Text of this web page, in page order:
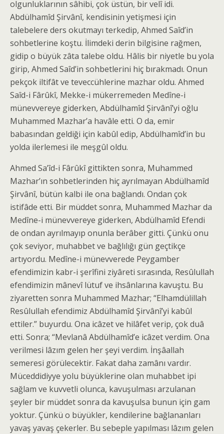
olgunluklarının sâhibi, çok üstün, bir velî idi.
Abdülhamîd Şirvânî, kendisinin yetişmesi için
talebelere ders okutmayı terkedip, Ahmed Saîd’in
sohbetlerine koştu. İlimdeki derin bilgisine rağmen,
gidip o büyük zâta talebe oldu. Hâlis bir niyetle bu yola
girip, Ahmed Saîd’in sohbetlerini hiç bırakmadı. Onun
pekçok iltifât ve teveccühlerine mazhar oldu. Ahmed
Saîd-i Fârûkî, Mekke-i mükerremeden Medîne-i
münevvereye giderken, Abdülhamîd Şirvânî’yi oğlu
Muhammed Mazhar’a havâle etti. O da, emir
babasından geldiği için kabûl edip, Abdülhamîd’in bu
yolda ilerlemesi ile meşgûl oldu.
Ahmed Sa’îd-i Fârûkî gittikten sonra, Muhammed
Mazhar’ın sohbetlerinden hiç ayrılmayan Abdülhamîd
Şirvânî, bütün kalbi ile ona bağlandı. Ondan çok
istifâde etti. Bir müddet sonra, Muhammed Mazhar da
Medîne-i münevvereye giderken, Abdülhamîd Efendi
de ondan ayrılmayıp onunla berâber gitti. Çünkü onu
çok seviyor, muhabbet ve bağlılığı gün geçtikçe
artıyordu. Medîne-i münevverede Peygamber
efendimizin kabr-i şerîfini ziyâreti sırasında, Resûlullah
efendimizin mânevî lütuf ve ihsânlarına kavuştu. Bu
ziyaretten sonra Muhammed Mazhar; “Elhamdülillah
Resûlullah efendimiz Abdülhamîd Şirvânî’yi kabûl
ettiler.” buyurdu. Ona icâzet ve hilâfet verip, çok duâ
etti. Sonra; “Mevlanâ Abdülhamîd’e icâzet verdim. Ona
verilmesi lâzım gelen her şeyi verdim. İnşâallah
semeresi görülecektir. Fakat daha zamânı vardır.
Müceddidiyye yolu büyüklerine olan muhabbet ipi
sağlam ve kuvvetli olunca, kavuşulması arzulanan
şeyler bir müddet sonra da kavuşulsa bunun için gam
yoktur. Çünkü o büyükler, kendilerine bağlananları
yavaş yavaş çekerler. Bu sebeple yapılması lâzım gelen